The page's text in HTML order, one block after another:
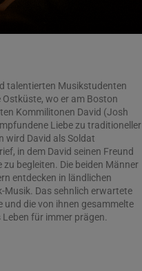
talentierten Musikstudenten
wo er am Boston
Kommilitonen David (Josh
Liebe zu traditioneller
wird David als Soldat
in dem David seinen Freund
begleiten. Die beiden Männer
entdecken in ländlichen
Musik. Das sehnlich erwartete
und die von ihnen gesammelte
für immer prägen.
Hermanus, der unter anderem